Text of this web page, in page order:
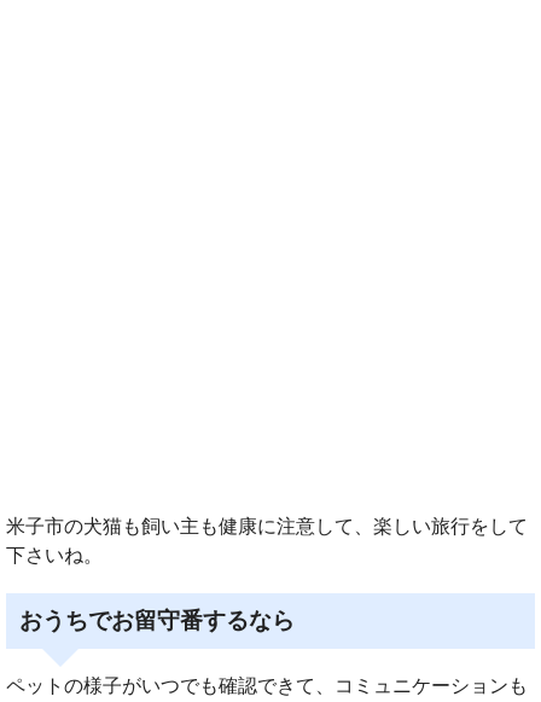
米子市の犬猫も飼い主も健康に注意して、楽しい旅行をして
下さいね。
おうちでお留守番するなら
ペットの様子がいつでも確認できて、コミュニケーションも